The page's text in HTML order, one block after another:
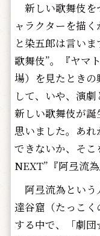
新しい歌舞伎を
ャラクターを描く
と染五郎は言い
歌舞伎”。『ヤマ
場）を見たとき
して、いや、演劇
新しい歌舞伎が
思いました。あ
できないか、そこ
NEXT”『阿弖流
阿弖流為という
達谷窟（たっこく
する中で、「劇